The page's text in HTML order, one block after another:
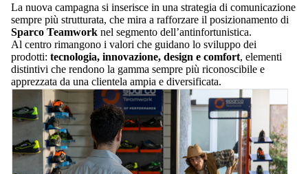
La nuova campagna si inserisce in una strategia di comunicazione
sempre più strutturata, che mira a rafforzare il posizionamento di
Sparco Teamwork nel segmento dell’antinfortunistica.
Al centro rimangono i valori che guidano lo sviluppo dei
prodotti: tecnologia, innovazione, design e comfort, elementi
distintivi che rendono la gamma sempre più riconoscibile e
apprezzata da una clientela ampia e diversificata.